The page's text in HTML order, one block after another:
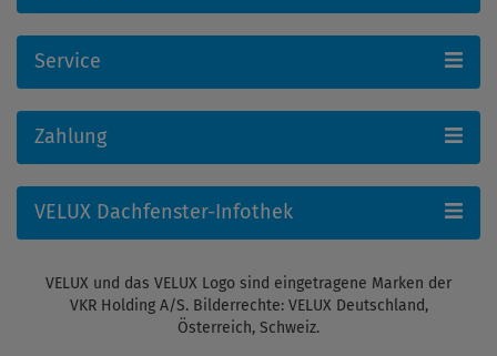
Service
Zahlung
VELUX Dachfenster-Infothek
VELUX und das VELUX Logo sind eingetragene Marken der
VKR Holding A/S. Bilderrechte: VELUX Deutschland,
Österreich, Schweiz.